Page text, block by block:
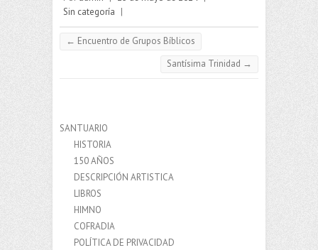
Sin categoría |
← Encuentro de Grupos Bíblicos
Santísima Trinidad →
SANTUARIO
HISTORIA
150 AÑOS
DESCRIPCIÓN ARTISTICA
LIBROS
HIMNO
COFRADIA
POLÍTICA DE PRIVACIDAD